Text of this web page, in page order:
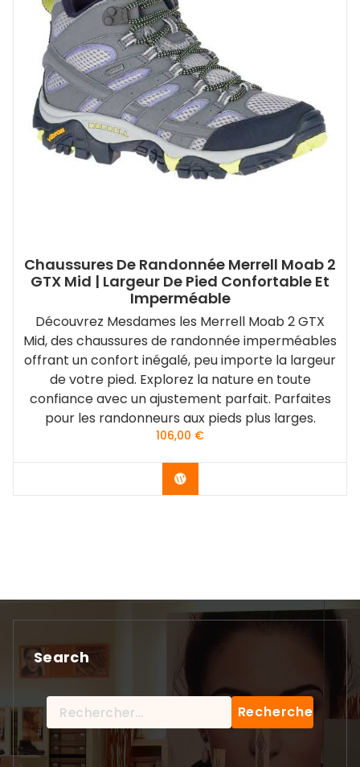
Chaussures De Randonnée Merrell Moab 2
GTX Mid | Largeur De Pied Confortable Et
Imperméable
Découvrez Mesdames les Merrell Moab 2 GTX
Mid, des chaussures de randonnée imperméables
offrant un confort inégalé, peu importe la largeur
de votre pied. Explorez la nature en toute
confiance avec un ajustement parfait. Parfaites
pour les randonneurs aux pieds plus larges.
106,00 €
Vérifier le dernier prix
Search
Rechercher :